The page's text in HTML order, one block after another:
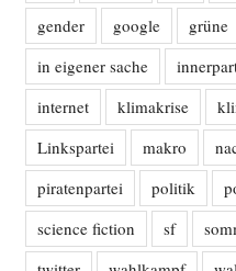
gender
google grüne
in eigener sache
internet
klimakrise
Linkspartei
makro
piratenpartei
politik
science fiction
sf